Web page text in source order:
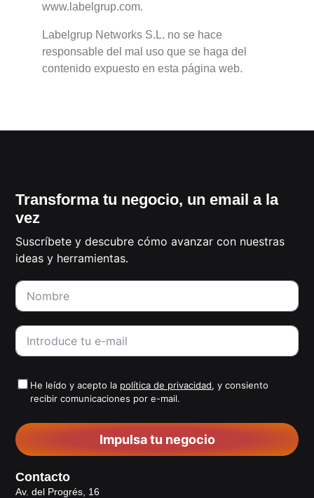
www.labelgrup.com.
Labelgrup Networks S.L. no se hace
responsable del mal uso que se haga del
contenido expuesto en esta página web.
Transforma tu negocio, un email a la
vez
Suscríbete y descubre cómo avanzar con nuestras
ideas y herramientas.
He leído y acepto la política de privacidad, y consiento
recibir comunicaciones por e-mail.
Impulsa tu negocio
Contacto
Av. del Progrés, 16